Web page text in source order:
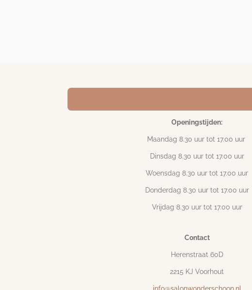
Openingstijden:
Maandag 8.30 uur tot 17.00 uur
Dinsdag 8.30 uur tot 17.00 uur
Woensdag 8.30 uur tot 17.00 uur
Donderdag 8.30 uur tot 17.00 uur
Vrijdag 8.30 uur tot 17.00 uur
Contact
Herenstraat 60D
2215 KJ Voorhout